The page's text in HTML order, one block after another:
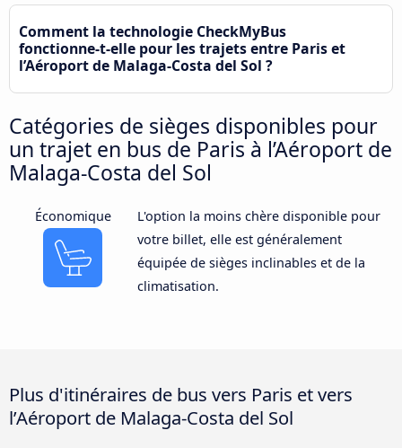
Comment la technologie CheckMyBus
fonctionne-t-elle pour les trajets entre Paris et
l’Aéroport de Malaga-Costa del Sol ?
Catégories de sièges disponibles pour
un trajet en bus de Paris à l’Aéroport de
Malaga-Costa del Sol
Économique
L'option la moins chère disponible pour
votre billet, elle est généralement
équipée de sièges inclinables et de la
climatisation.
Plus d'itinéraires de bus vers Paris et vers
l’Aéroport de Malaga-Costa del Sol